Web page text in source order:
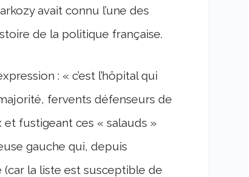
avait connu l’une des
de la politique française.
: « c’est l’hôpital qui
fervents défenseurs de
et fustigeant ces « salauds »
gauche qui, depuis
la liste est susceptible de